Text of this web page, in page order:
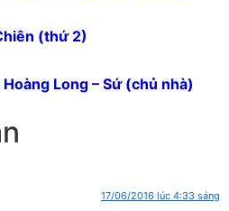
(thứ 2)
Long – Sứ (chủ nhà)
17/06/2016 lúc 4:33 sáng